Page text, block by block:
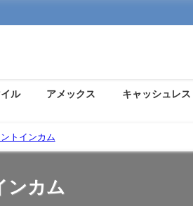
ル アメックス キャッシュレス
トインカム
ンカム